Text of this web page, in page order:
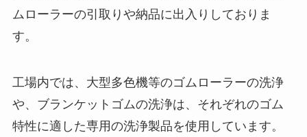
ムローラーの引取りや納品に出入りしておりま
す。
工場内では、大型多色機等のゴムローラーの洗浄
や、ブランケットゴムの洗浄は、それぞれのゴム
特性に適した専用の洗浄製品を使用 しています。